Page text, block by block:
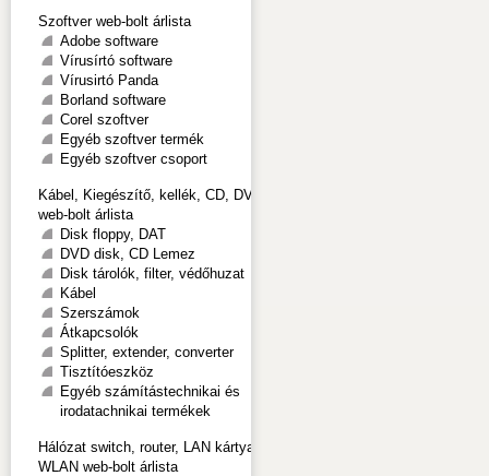
Szoftver web-bolt árlista
Adobe software
Vírusírtó software
Vírusirtó Panda
Borland software
Corel szoftver
Egyéb szoftver termék
Egyéb szoftver csoport
Kábel, Kiegészítő, kellék, CD, DVD
web-bolt árlista
Disk floppy, DAT
DVD disk, CD Lemez
Disk tárolók, filter, védőhuzat
Kábel
Szerszámok
Átkapcsolók
Splitter, extender, converter
Tisztítóeszköz
Egyéb számítástechnikai és
irodatachnikai termékek
Hálózat switch, router, LAN kártya,
WLAN web-bolt árlista